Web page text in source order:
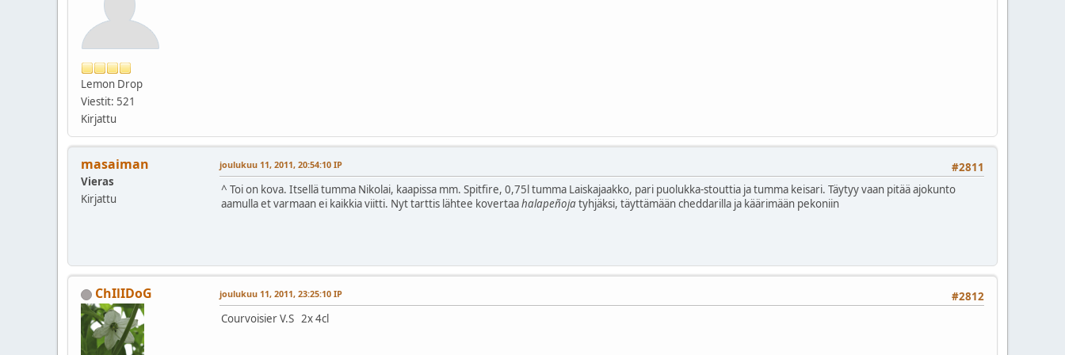
Lemon Drop
Viestit: 521
Kirjattu
masaiman
Vieras
Kirjattu
#2811
joulukuu 11, 2011, 20:54:10 IP
^ Toi on kova. Itsellä tumma Nikolai, kaapissa mm. Spitfire, 0,75l tumma Laiskajaakko, pari puolukka-stouttia ja tumma keisari. Täytyy vaan pitää ajokunto
aamulla et varmaan ei kaikkia viitti. Nyt tarttis lähtee kovertaahalapeñojatyhjäksi, täyttämään cheddarilla ja käärimään pekoniin
ChIlIDoG #2812
joulukuu 11, 2011, 23:25:10 IP
Courvoisier V.S 2x 4cl